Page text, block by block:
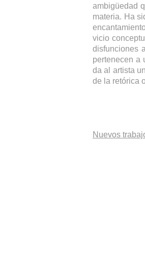
ambigüedad
materia. Ha
vicio
disfunciones
pertenecen a
da al artista
de la retórica
Nuevos